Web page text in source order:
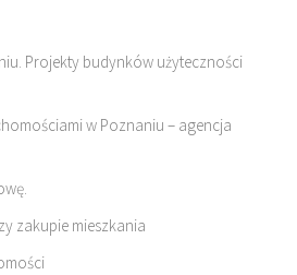
Projekty budynków użyteczności
w Poznaniu – agencja
zakupie mieszkania